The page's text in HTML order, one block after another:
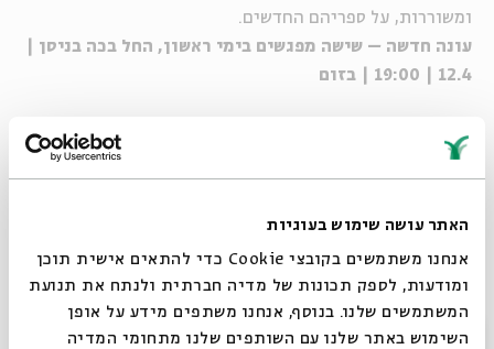
האתר עושה שימוש בעוגיות
אנחנו משתמשים בקובצי Cookie כדי להתאים אישית תוכן
ומודעות, לספק תכונות של מדיה חברתית ולנתח את תנועת
המשתמשים שלנו. בנוסף, אנחנו משתפים מידע על אופן
השימוש באתר שלנו עם השותפים שלנו מתחומי המדיה
ומשוררות, על ספריהם החדשים.
עונה חדשה – שישה מפגשים בימי ראשון, החל בכה בניסן |
12.4 | 19:00 | בזום
_
לצפייה במפגשים שהתקיימו במסגרת "חיים על המדף" >>
סגור